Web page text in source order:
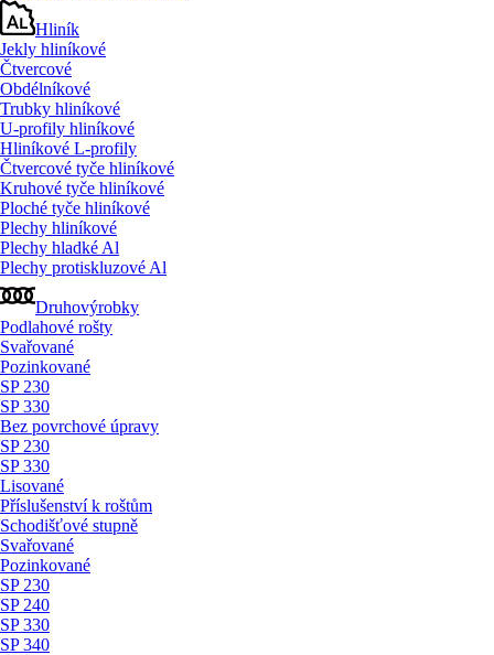
Hliník
Jekly hliníkové
Čtvercové
Obdélníkové
Trubky hliníkové
U-profily hliníkové
Hliníkové L-profily
Čtvercové tyče hliníkové
Kruhové tyče hliníkové
Ploché tyče hliníkové
Plechy hliníkové
Plechy hladké Al
Plechy protiskluzové Al
Druhovýrobky
Podlahové rošty
Svařované
Pozinkované
SP 230
SP 330
Bez povrchové úpravy
SP 230
SP 330
Lisované
Příslušenství k roštům
Schodišťové stupně
Svařované
Pozinkované
SP 230
SP 240
SP 330
SP 340